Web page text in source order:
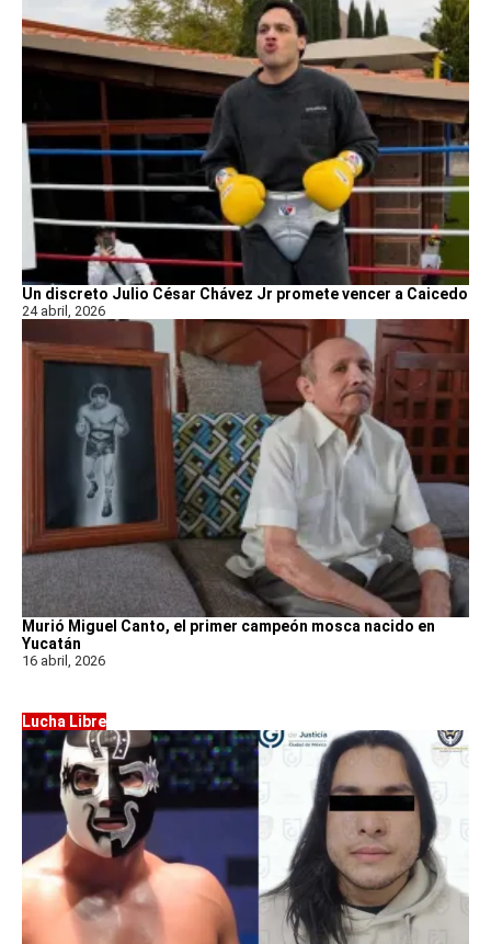
Un discreto Julio César Chávez Jr promete vencer a Caicedo
24 abril, 2026
Murió Miguel Canto, el primer campeón mosca nacido en
Yucatán
16 abril, 2026
Lucha Libre